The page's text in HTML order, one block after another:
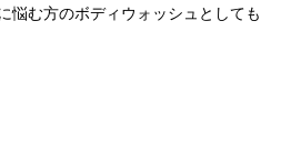
悩む方のボディウォッシュとしても